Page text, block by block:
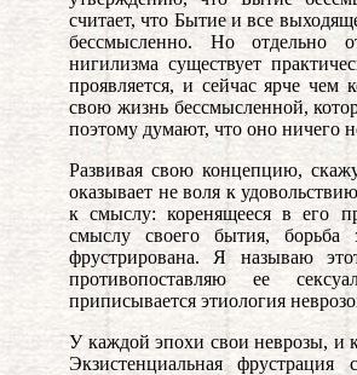
считает, что Бытие и все
бессмысленно. Но отдельно
нигилизма существует
проявляется, и сейчас ярче чем
свою жизнь бессмысленной,
поэтому думают, что оно ничего
Развивая свою концепцию,
оказывает не воля к
к смыслу: коренящееся в его
смыслу своего бытия,
фрустрирована. Я называю
противопоставляю ее
приписывается этиология
У каждой эпохи свои неврозы, и
Экзистенциальная